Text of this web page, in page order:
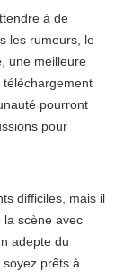
à de
les rumeurs, le
une meilleure
pourront
pour
difficiles, mais il
la scène avec
adepte du
prêts à